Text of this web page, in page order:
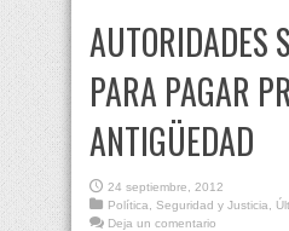
AUTORIDADES
PARA PAGAR
ANTIGÜEDAD
24 septiembre, 2012
Política
Seguridad y Justicia
Deja un comentario